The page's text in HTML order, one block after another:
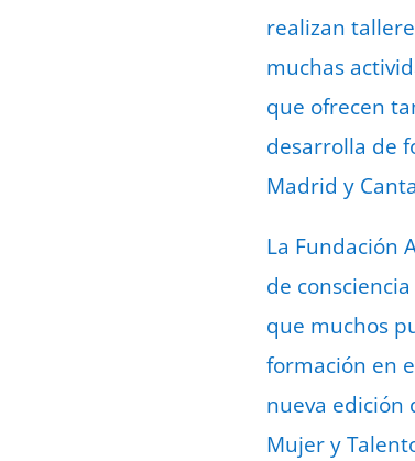
realizan
muchas
que ofrecen
desarrolla de
Madrid y
La Fundación
de
que muchos
formación en
nueva edición
Mujer y